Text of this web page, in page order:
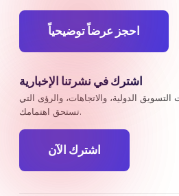
احجز عرضاً توضيحياً
اشترك في نشرتنا الإخبارية
الدولية، والاتجاهات، والرؤى التي
تستحق اهتمامك.
اشترك الآن